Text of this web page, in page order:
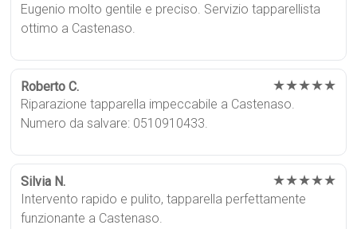
Eugenio molto gentile e preciso. Servizio tapparellista
ottimo a Castenaso.
Roberto C. ★★★★★
Riparazione tapparella impeccabile a Castenaso.
Numero da salvare: 0510910433.
Silvia N. ★★★★★
Intervento rapido e pulito, tapparella perfettamente
funzionante a Castenaso.